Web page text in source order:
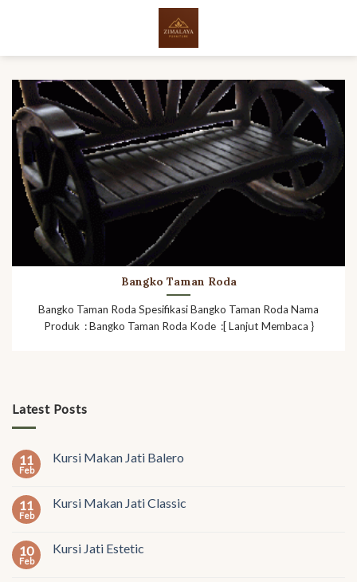
Latest Posts
11
Feb
Kursi Makan Jati Balero
11
Feb
Kursi Makan Jati Classic
10
Feb
Kursi Jati Estetic
Bangko Taman Roda
Bangko Taman Roda Spesifikasi Bangko Taman Roda Nama
Produk : Bangko Taman Roda Kode :[ Lanjut Membaca }